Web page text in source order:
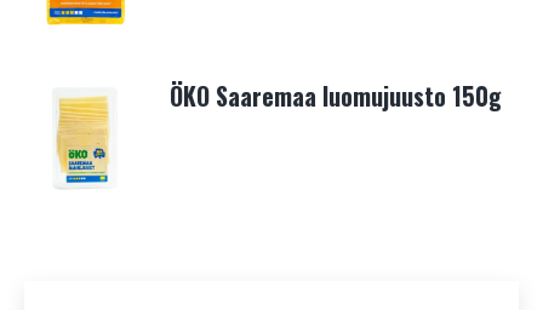
ÖKO Saaremaa luomujuusto 150g